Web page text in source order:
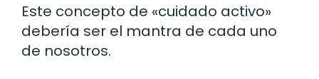
Este concepto de «cuidado activo»
debería ser el mantra de cada uno
de nosotros.